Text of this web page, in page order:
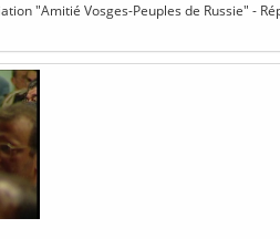
"Amitié Vosges-Peuples de Russie" -